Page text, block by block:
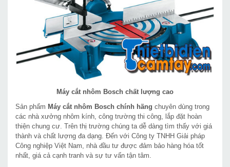
Máy cắt nhôm Bosch chất lượng cao
Sản phẩm Máy cắt nhôm Bosch chính hãng chuyên dùng trong
các nhà xưởng nhôm kính, công trường thi công, lắp đặt hoàn
thiện chung cư. Trên thị trường chúng ta dễ dàng tìm thấy với giá
thành và chất lượng đa dạng. Đến với Công ty TNHH Giải pháp
Công nghiệp Việt Nam, nhà đầu tư được đảm bảo hàng hóa tốt
nhất, giá cả cạnh tranh và sự tư vấn tận tâm.